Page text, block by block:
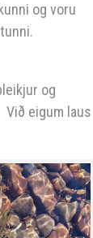
og voru
og
eigum laus